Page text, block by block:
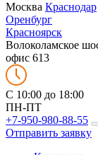
Москва Краснодар
Оренбург
Красноярск
Волоколамское
офис 613
C 10:00 до 18:00
ПН-ПТ
+7-950-980-88-55
Отправить заявку